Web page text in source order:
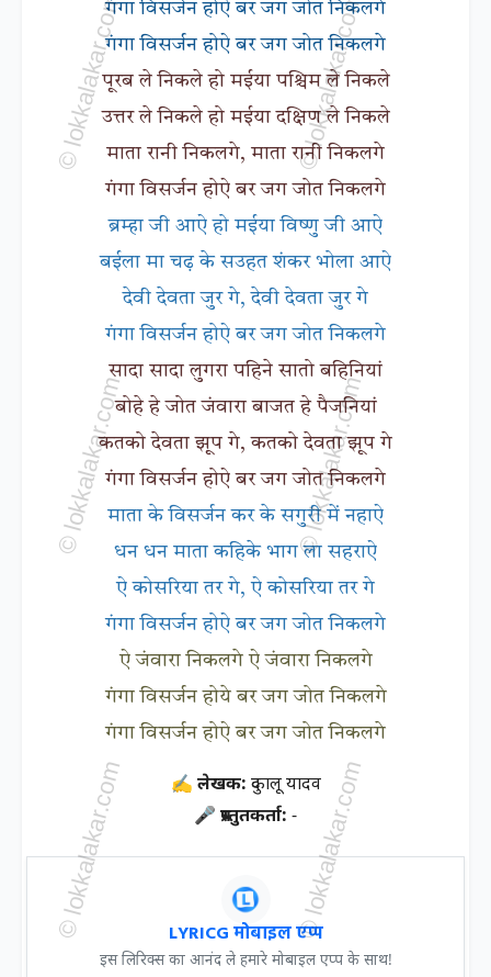
गंगा विसर्जन होऐ बर जग जोत निकलगे
गंगा विसर्जन होऐ बर जग जोत निकलगे
पूरब ले निकले हो मईया पश्चिम ले निकले
उत्तर ले निकले हो मईया दक्षिण ले निकले
माता रानी निकलगे, माता रानी निकलगे
गंगा विसर्जन होऐ बर जग जोत निकलगे
ब्रम्हा जी आऐ हो मईया विष्णु जी आऐ
बईला मा चढ़ के सउहत शंकर भोला आऐ
देवी देवता जुर गे, देवी देवता जुर गे
गंगा विसर्जन होऐ बर जग जोत निकलगे
सादा सादा लुगरा पहिने सातो बहिनियां
बोहे हे जोत जंवारा बाजत हे पैजनियां
कतको देवता झूप गे, कतको देवता झूप गे
गंगा विसर्जन होऐ बर जग जोत निकलगे
माता के विसर्जन कर के सगुरी में नहाऐ
धन धन माता कहिके भाग ला सहराऐ
ऐ कोसरिया तर गे, ऐ कोसरिया तर गे
गंगा विसर्जन होऐ बर जग जोत निकलगे
ऐ जंवारा निकलगे ऐ जंवारा निकलगे
गंगा विसर्जन होये बर जग जोत निकलगे
गंगा विसर्जन होऐ बर जग जोत निकलगे
✍ लेखक: दुकालू यादव
🎤 प्रस्तुतकर्ता: -
LYRICG मोबाइल एप्प
इस लिरिक्स का आनंद ले हमारे मोबाइल एप्प के साथ!